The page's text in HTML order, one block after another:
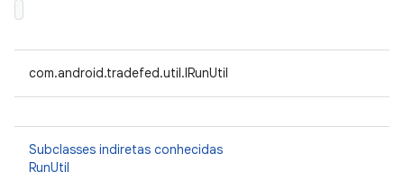
com.android.tradefed.util.IRunUtil
Subclasses indiretas conhecidas
RunUtil